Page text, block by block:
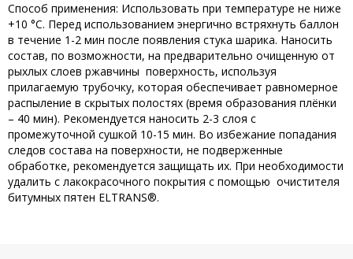
Способ применения: Использовать при температуре не ниже
+10 °С. Перед использованием энергично встряхнуть баллон
в течение 1-2 мин после появления стука шарика. Наносить
состав, по возможности, на предварительно очищенную от
рыхлых слоев ржавчины поверхность, используя
прилагаемую трубочку, которая обеспечивает равномерное
распыление в скрытых полостях (время образования плёнки
– 40 мин). Рекомендуется наносить 2-3 слоя с
промежуточной сушкой 10-15 мин. Во избежание попадания
следов состава на поверхности, не подверженные
обработке, рекомендуется защищать их. При необходимости
удалить с лакокрасочного покрытия с помощью очистителя
битумных пятен ELTRANS®.